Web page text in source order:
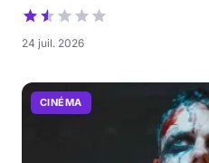
24 juil. 2026
CINÉMA